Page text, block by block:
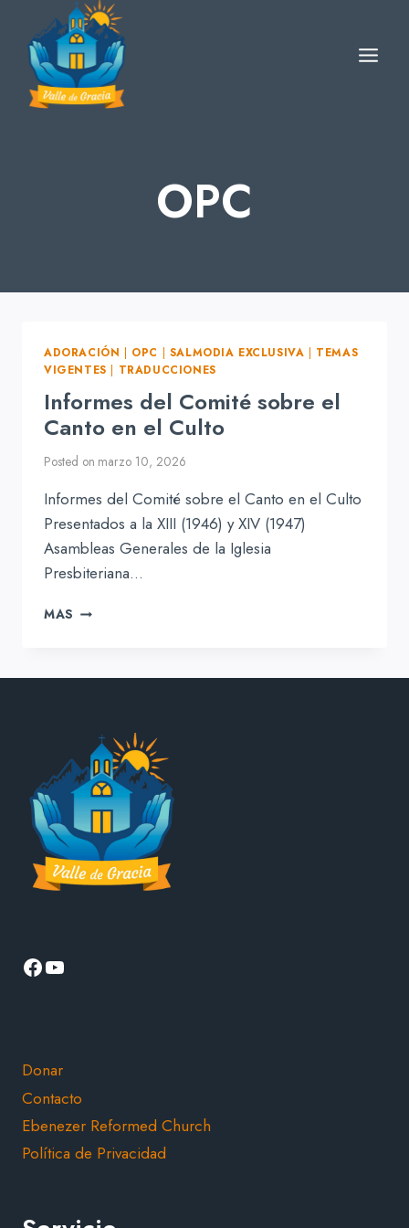
content
OPC
ADORACIÓN | OPC | SALMODIA EXCLUSIVA | TEMAS
VIGENTES | TRADUCCIONES
Informes del Comité sobre el
Canto en el Culto
Posted on marzo 10, 2026
Informes del Comité sobre el Canto en el Culto
Presentados a la XIII (1946) y XIV (1947)
Asambleas Generales de la Iglesia
Presbiteriana…
MAS INFORMES
CULTO
Facebook
YouTube
Donar
Contacto
Ebenezer Reformed Church
Política de Privacidad